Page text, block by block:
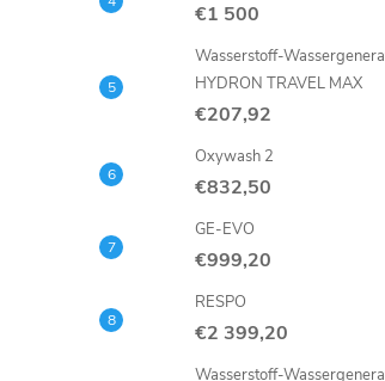
€1 500
Wasserstoff-
HYDRON TRAVEL MAX
€207,92
Oxywash 2
€832,50
GE-EVO
€999,20
RESPO
€2 399,20
Wasserstoff-